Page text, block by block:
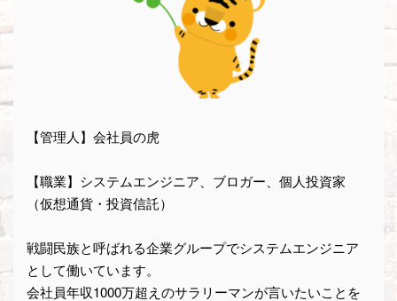
【管理人】会社員の虎
【職業】システムエンジニア、ブロガー、個人投資家
（仮想通貨・投資信託）
戦闘民族と呼ばれる企業グループでシステムエンジニア
として働いています。
会社員年収1000万超えのサラリーマンが言いたいことを